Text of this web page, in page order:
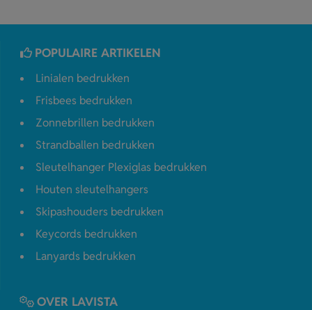
POPULAIRE ARTIKELEN
Linialen bedrukken
Frisbees bedrukken
Zonnebrillen bedrukken
Strandballen bedrukken
Sleutelhanger Plexiglas bedrukken
Houten sleutelhangers
Skipashouders bedrukken
Keycords bedrukken
Lanyards bedrukken
OVER LAVISTA